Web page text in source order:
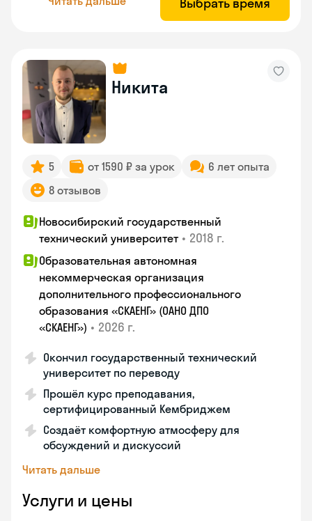
Никита
5 от 1590 ₽ за урок
6 лет опыта
8 отзывов
Новосибирский государственный
технический университет • 2018 г.
Образовательная автономная
некоммерческая организация
дополнительного профессионального
образования «СКАЕНГ» (ОАНО ДПО
«СКАЕНГ») • 2026 г.
Окончил государственный технический
университет по переводу
Прошёл курс преподавания,
сертифицированный Кембриджем
Создаёт комфортную атмосферу для
обсуждений и дискуссий
Читать дальше
Услуги и цены